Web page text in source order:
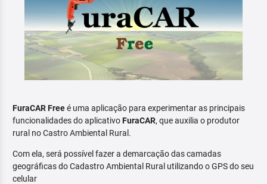
FuraCAR Freeé uma aplicação para experimentar as principais
funcionalidades do aplicativoFuraCAR, que auxilia o produtor
rural no Castro Ambiental Rural.
Com ela, será possível fazer a demarcação das camadas
geográficas do Cadastro Ambiental Rural utilizando o GPS do seu
celular